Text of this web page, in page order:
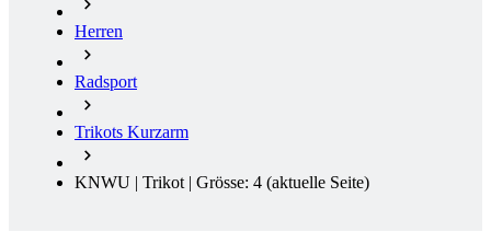
Trikots Kurzarm
KNWU | Trikot | Grösse: 4
RABATT 10%
Regular fit